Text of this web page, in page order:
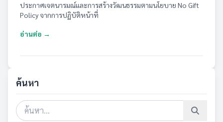
ประกาศเจตนารมณ์และการสร้างวัฒนธรรมตามนโยบาย No Gift
Policy จากการปฏิบัติหน้าที่
อ่านต่อ →
ค้นหา